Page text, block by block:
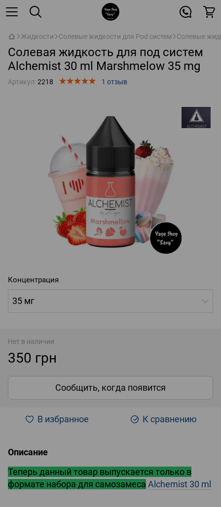
Жидкости Солевые жидкости для Pod систем Солевые
Солевая жидкость для под систем
Alchemist 30 ml Marshmelow 35 mg
Артикул: 2218 1 отзыв
Концентрация
35 мг
Нет в наличии
350 грн
Сообщить, когда появится
В избранное К сравнению
Описание
Теперь данный товар выпускается только в
формате набора для самозамеса Alchemist 30 ml